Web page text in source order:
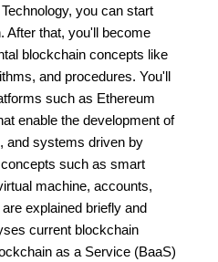
you can start
After that, you'll become
blockchain concepts like
and procedures. You'll
such as Ethereum
enable the development of
and systems driven by
such as smart
machine, accounts,
explained briefly and
current blockchain
as a Service (BaaS)